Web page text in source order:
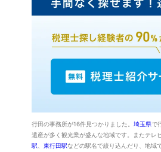
行田の事務所が16件見つかりました。 埼玉県で
遺産が多く観光業が盛んな地域です。またテレ
駅
東行田駅などの駅名で絞り込んだり、地域